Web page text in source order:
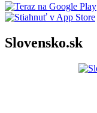
Slovensko.sk